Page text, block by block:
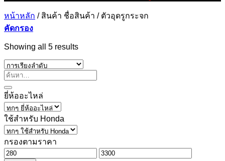
หน้าหลัก /สินค้า ชื่อสินค้า /ตัวอุดรูกระจก
คัดกรอง
Showing all 5 results
ยี่ห้ออะไหล่
ใช้สำหรับ Honda
กรองตามราคา
ราคา
ราคา